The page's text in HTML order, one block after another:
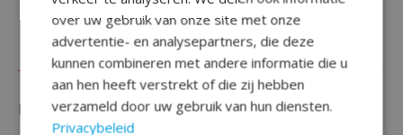
Beschrijving Reviews (0)
Fan van de stoere brandweerman Sam ?
over uw gebruik van onze site met onze
advertentie- en analysepartners, die deze
kunnen combineren met andere informatie die u
aan hen heeft verstrekt of die zij hebben
verzameld door uw gebruik van hun diensten.
Privacybeleid